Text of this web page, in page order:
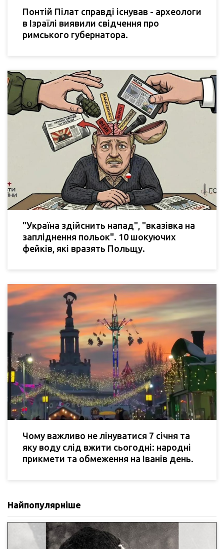
Понтій Пілат справді існував - археологи
в Ізраїлі виявили свідчення про
римського губернатора.
"Україна здійснить напад", "вказівка на
запліднення польок". 10 шокуючих
фейків, які вразять Польщу.
Чому важливо не лінуватися 7 січня та
яку воду слід вжити сьогодні: народні
прикмети та обмеження на Іванів день.
Найпопулярніше